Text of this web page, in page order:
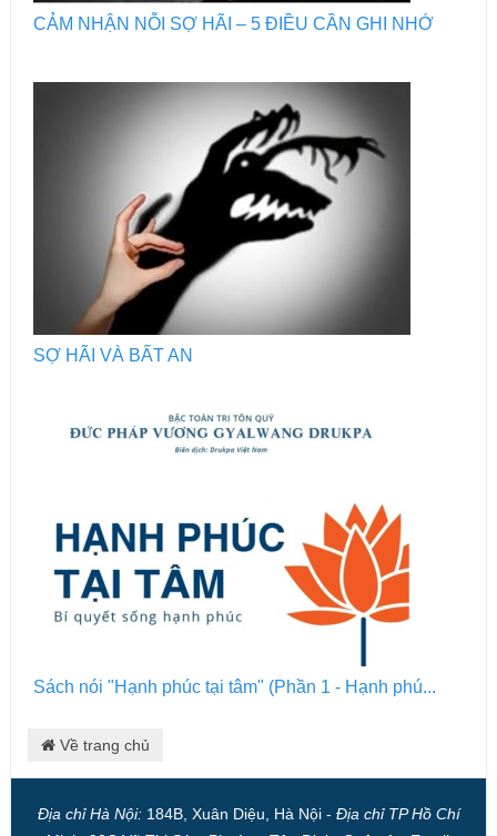
CẢM NHẬN NỖI SỢ HÃI – 5 ĐIỀU CẦN GHI NHỚ
SỢ HÃI VÀ BẤT AN
Sách nói "Hạnh phúc tại tâm" (Phần 1 - Hạnh phú...
Về trang chủ
Địa chỉ Hà Nội:184B, Xuân Diệu, Hà Nội - Địa chỉ TP Hồ Chí